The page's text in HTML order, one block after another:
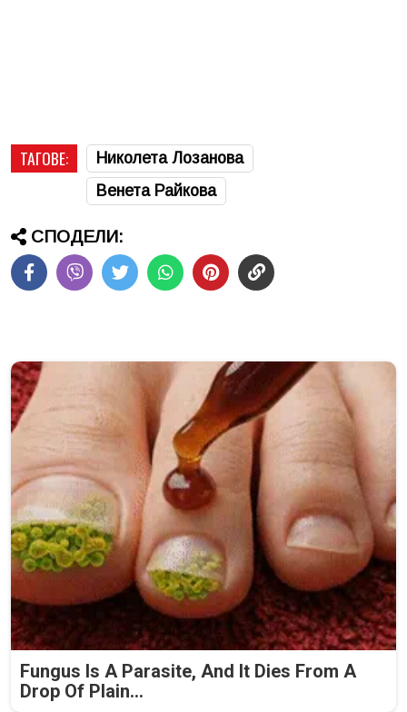
ТАГОВЕ:
Николета Лозанова
Венета Райкова
СПОДЕЛИ:
Fungus Is A Parasite, And It Dies From A
Drop Of Plain...